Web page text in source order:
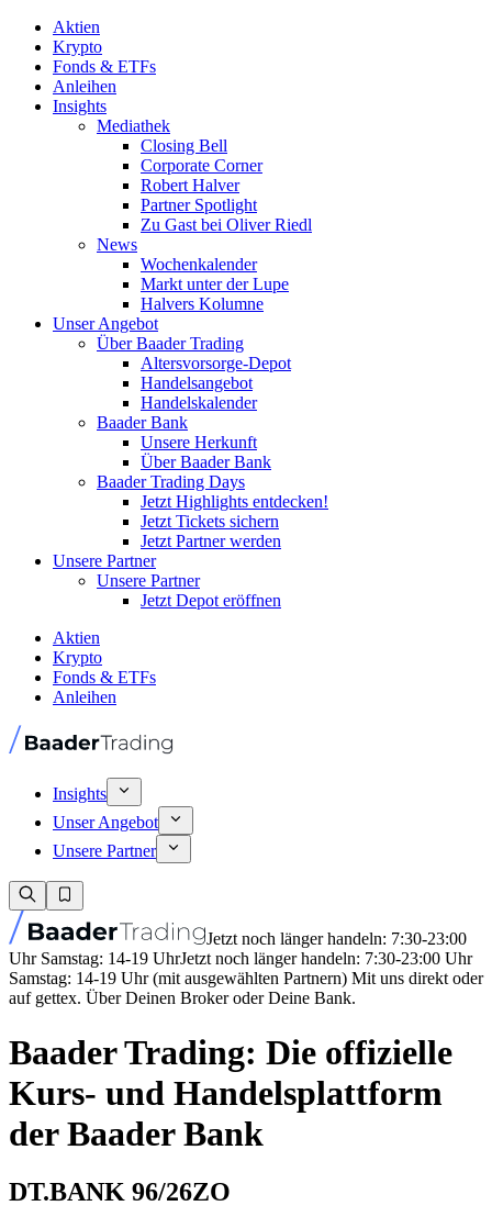
Aktien
Krypto
Fonds & ETFs
Anleihen
Insights
Mediathek
Closing Bell
Corporate Corner
Robert Halver
Partner Spotlight
Zu Gast bei Oliver Riedl
News
Wochenkalender
Markt unter der Lupe
Halvers Kolumne
Unser Angebot
Über Baader Trading
Altersvorsorge-Depot
Handelsangebot
Handelskalender
Baader Bank
Unsere Herkunft
Über Baader Bank
Baader Trading Days
Jetzt Highlights entdecken!
Jetzt Tickets sichern
Jetzt Partner werden
Unsere Partner
Unsere Partner
Jetzt Depot eröffnen
Aktien
Krypto
Fonds & ETFs
Anleihen
Insights
Unser Angebot
Unsere Partner
Jetzt noch länger handeln: 7:30-23:00
Uhr Samstag: 14-19 UhrJetzt noch länger handeln: 7:30-23:00 Uhr
Samstag: 14-19 Uhr (mit ausgewählten Partnern) Mit uns direkt oder
auf gettex. Über Deinen Broker oder Deine Bank.
Baader Trading: Die offizielle
Kurs- und Handelsplattform
der Baader Bank
DT.BANK 96/26ZO